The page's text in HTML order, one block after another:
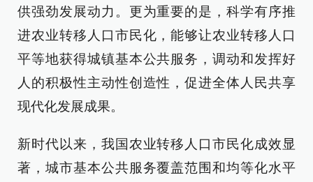
供强劲发展动力。更为重要的是，科学有序推
进农业转移人口市民化，能够让农业转移人口
平等地获得城镇基本公共服务，调动和发挥好
人的积极性主动性创造性，促进全体人民共享
现代化发展成果。
新时代以来，我国农业转移人口市民化成效显
著，城市基本公共服务覆盖范围和均等化水平